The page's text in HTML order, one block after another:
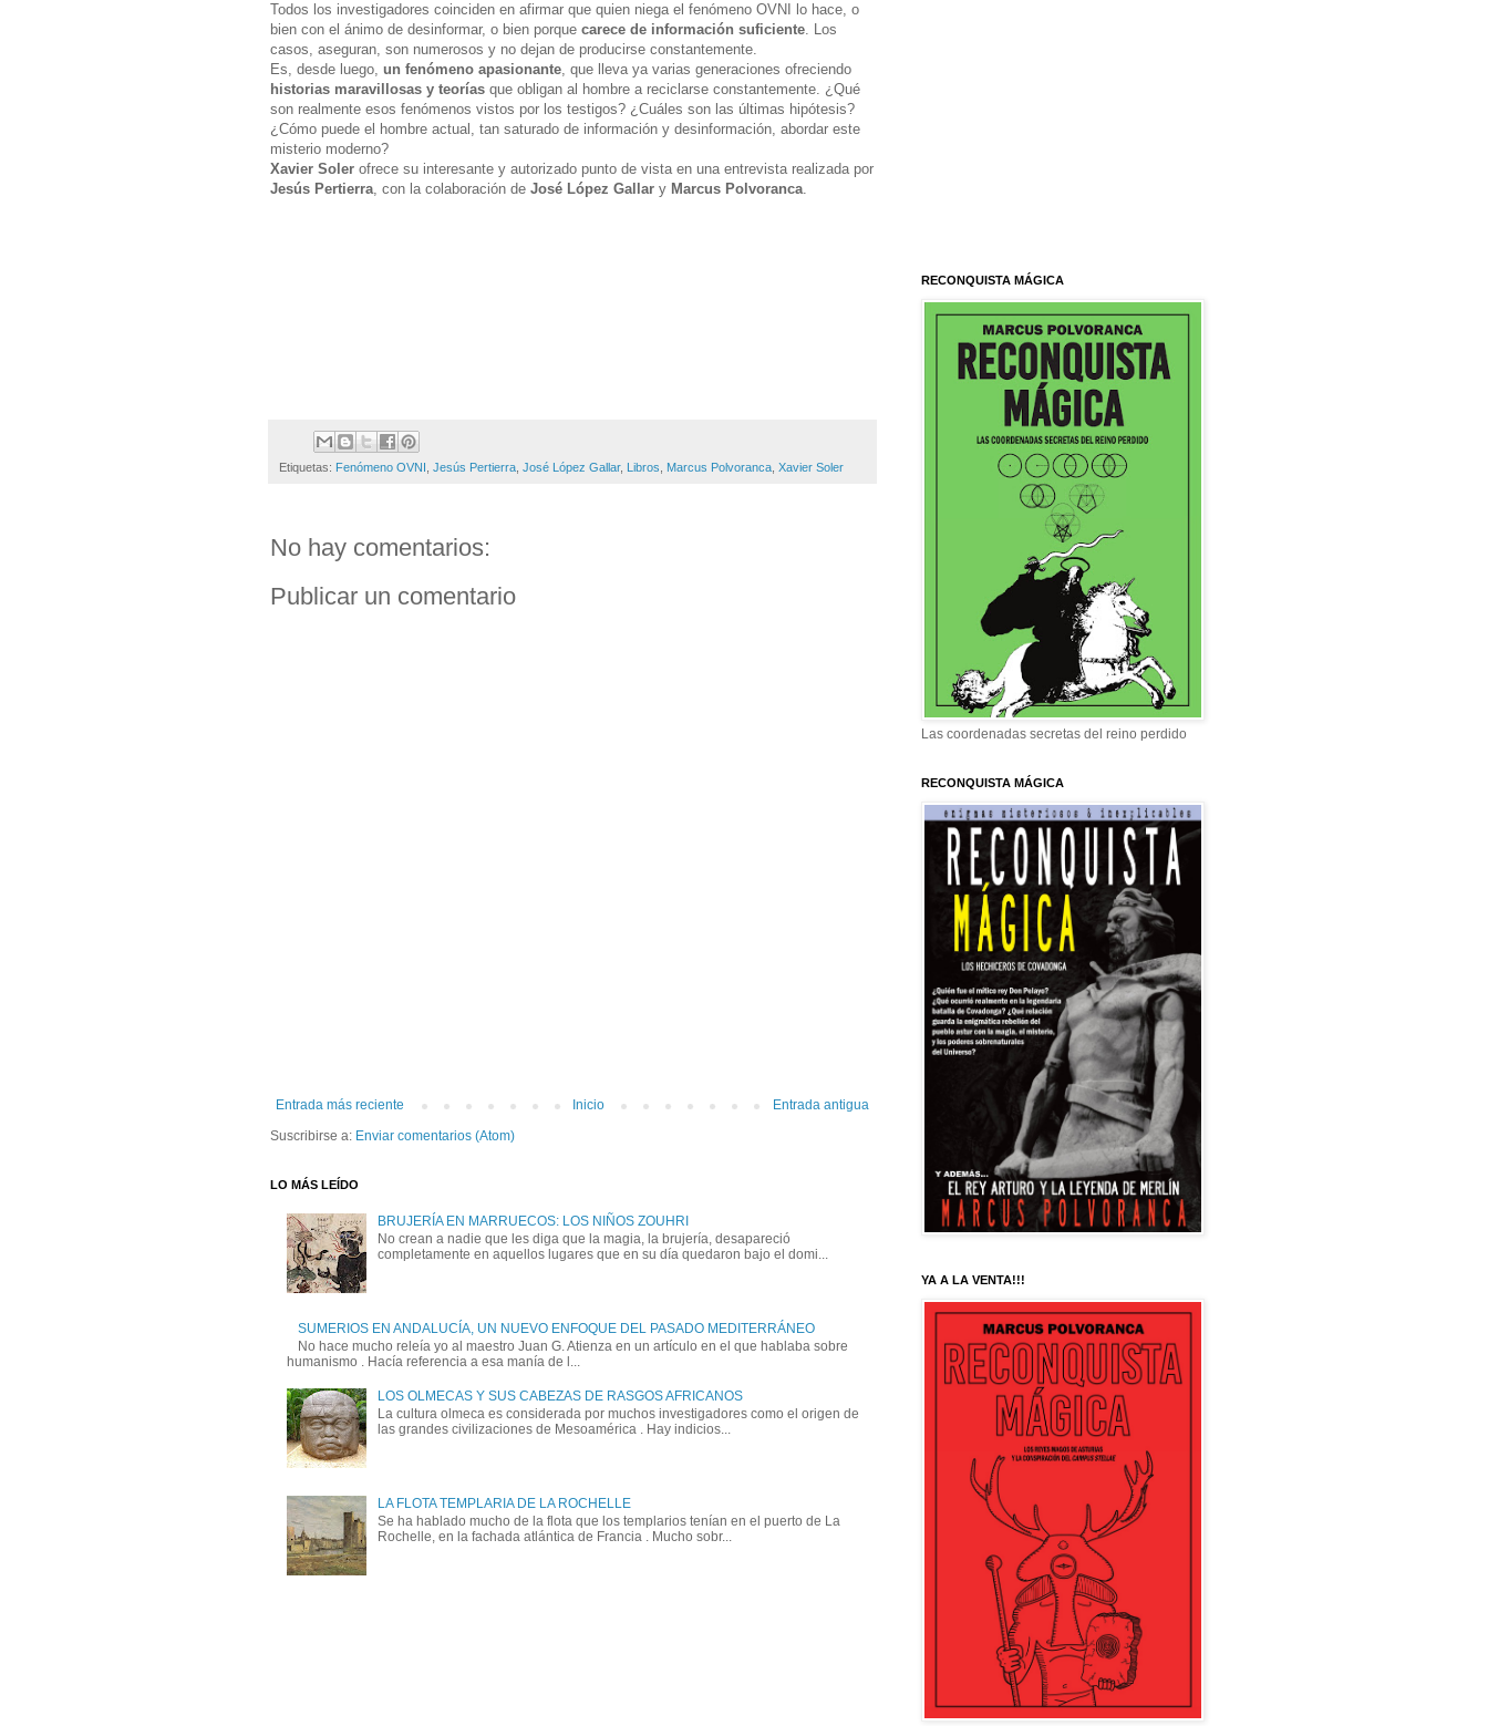
Todos los investigadores coinciden en afirmar que quien niega el fenómeno OVNI lo hace, o
bien con el ánimo de desinformar, o bien porque carece de información suficiente. Los
casos, aseguran, son numerosos y no dejan de producirse constantemente.
Es, desde luego, un fenómeno apasionante, que lleva ya varias generaciones ofreciendo
historias maravillosas y teorías que obligan al hombre a reciclarse constantemente. ¿Qué
son realmente esos fenómenos vistos por los testigos? ¿Cuáles son las últimas hipótesis?
¿Cómo puede el hombre actual, tan saturado de información y desinformación, abordar este
misterio moderno?
Xavier Soler ofrece su interesante y autorizado punto de vista en una entrevista realizada por
Jesús Pertierra, con la colaboración de José López Gallar y Marcus Polvoranca.
Etiquetas: Fenómeno OVNI , Jesús Pertierra, José López Gallar, Libros, Marcus Polvoranca, Xavier Soler
No hay comentarios:
Publicar un comentario
Entrada más reciente Entrada antigua
Inicio
Suscribirse a: Enviar comentarios (Atom)
LO MÁS LEÍDO
BRUJERÍA EN MARRUECOS: LOS NIÑOS ZOUHRI
No crean a nadie que les diga que la magia, la brujería, desapareció
completamente en aquellos lugares que en su día quedaron bajo el domi...
SUMERIOS EN ANDALUCÍA, UN NUEVO ENFOQUE DEL PASADO MEDITERRÁNEO
No hace mucho releía yo al maestro Juan G. Atienza en un artículo en el que hablaba sobre
humanismo . Hacía referencia a esa manía de l...
LOS OLMECAS Y SUS CABEZAS DE RASGOS AFRICANOS
La cultura olmeca es considerada por muchos investigadores como el origen de
las grandes civilizaciones de Mesoamérica . Hay indicios...
LA FLOTA TEMPLARIA DE LA ROCHELLE
Se ha hablado mucho de la flota que los templarios tenían en el puerto de La
Rochelle, en la fachada atlántica de Francia . Mucho sobr...
RECONQUISTA MÁGICA
Las coordenadas secretas del reino perdido
RECONQUISTA MÁGICA
YA A LA VENTA!!!